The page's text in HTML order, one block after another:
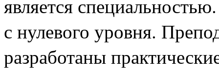
является
с нулевого уровня.
разработаны